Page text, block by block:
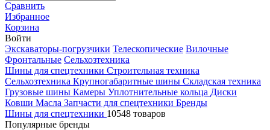
Сравнить
Избранное
Корзина
Войти
Экскаваторы-погрузчики Телескопические Вилочные
Фронтальные Сельхозтехника
Шины для спецтехники Строительная техника
Сельхозтехника Крупногабаритные шины Складская техника
Грузовые шины Камеры Уплотнительные кольца Диски
Ковши Масла Запчасти для спецтехники Бренды
Шины для спецтехники 10548 товаров
Популярные бренды